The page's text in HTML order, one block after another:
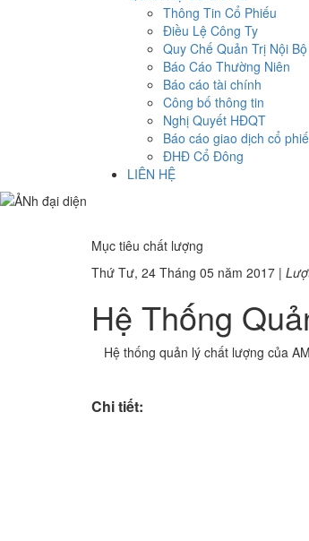
Thông Tin Cổ Phiếu
Điều Lệ Công Ty
Quy Chế Quản Trị Nội
Báo Cáo Thường Niên
Báo cáo tài chính
Công bố thông tin
Nghị Quyết HĐQT
Báo cáo giao dịch cổ
ĐHĐ Cổ Đông
LIÊN HỆ
Mục tiêu chất lượng
Thứ Tư, 24 Tháng 05 năm 2017 |
Hệ Thống
Hệ thống quản lý chất lượng của
Chi tiết: